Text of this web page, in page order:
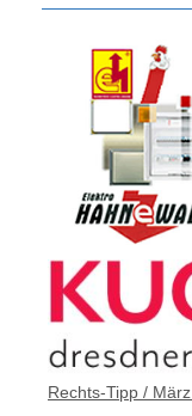
Rechts-Tipp /